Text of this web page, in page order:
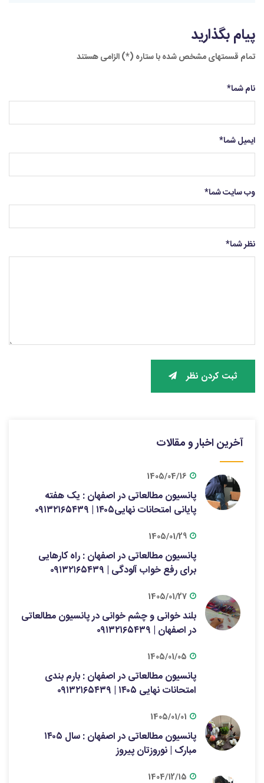
پیام بگذارید
تمام قسمتهای مشخص شده با ستاره (*) الزامی هستند
نام شما*
ایمیل شما*
وب سایت شما*
نظر شما*
ثبت کردن نظر
آخرین اخبار و مقالات
1405/04/16
پانسیون مطالعاتی در اصفهان : یک هفته
پایانی امتحانات نهایی۱۴۰۵ | ۰۹۱۳۲۱۶۵۴۳۹
1405/01/29
پانسیون مطالعاتی در اصفهان : راه کارهایی
برای رفع خواب آلودگی | ۰۹۱۳۲۱۶۵۴۳۹
1405/01/27
بلند خوانی و چشم خوانی در پانسیون مطالعاتی
در اصفهان | ۰۹۱۳۲۱۶۵۴۳۹
1405/01/05
پانسیون مطالعاتی در اصفهان : بارم بندی
امتحانات نهایی ۱۴۰۵ | ۰۹۱۳۲۱۶۵۴۳۹
1405/01/01
پانسیون مطالعاتی در اصفهان : سال ۱۴۰۵
مبارک | نوروزتان پیروز
1404/12/15